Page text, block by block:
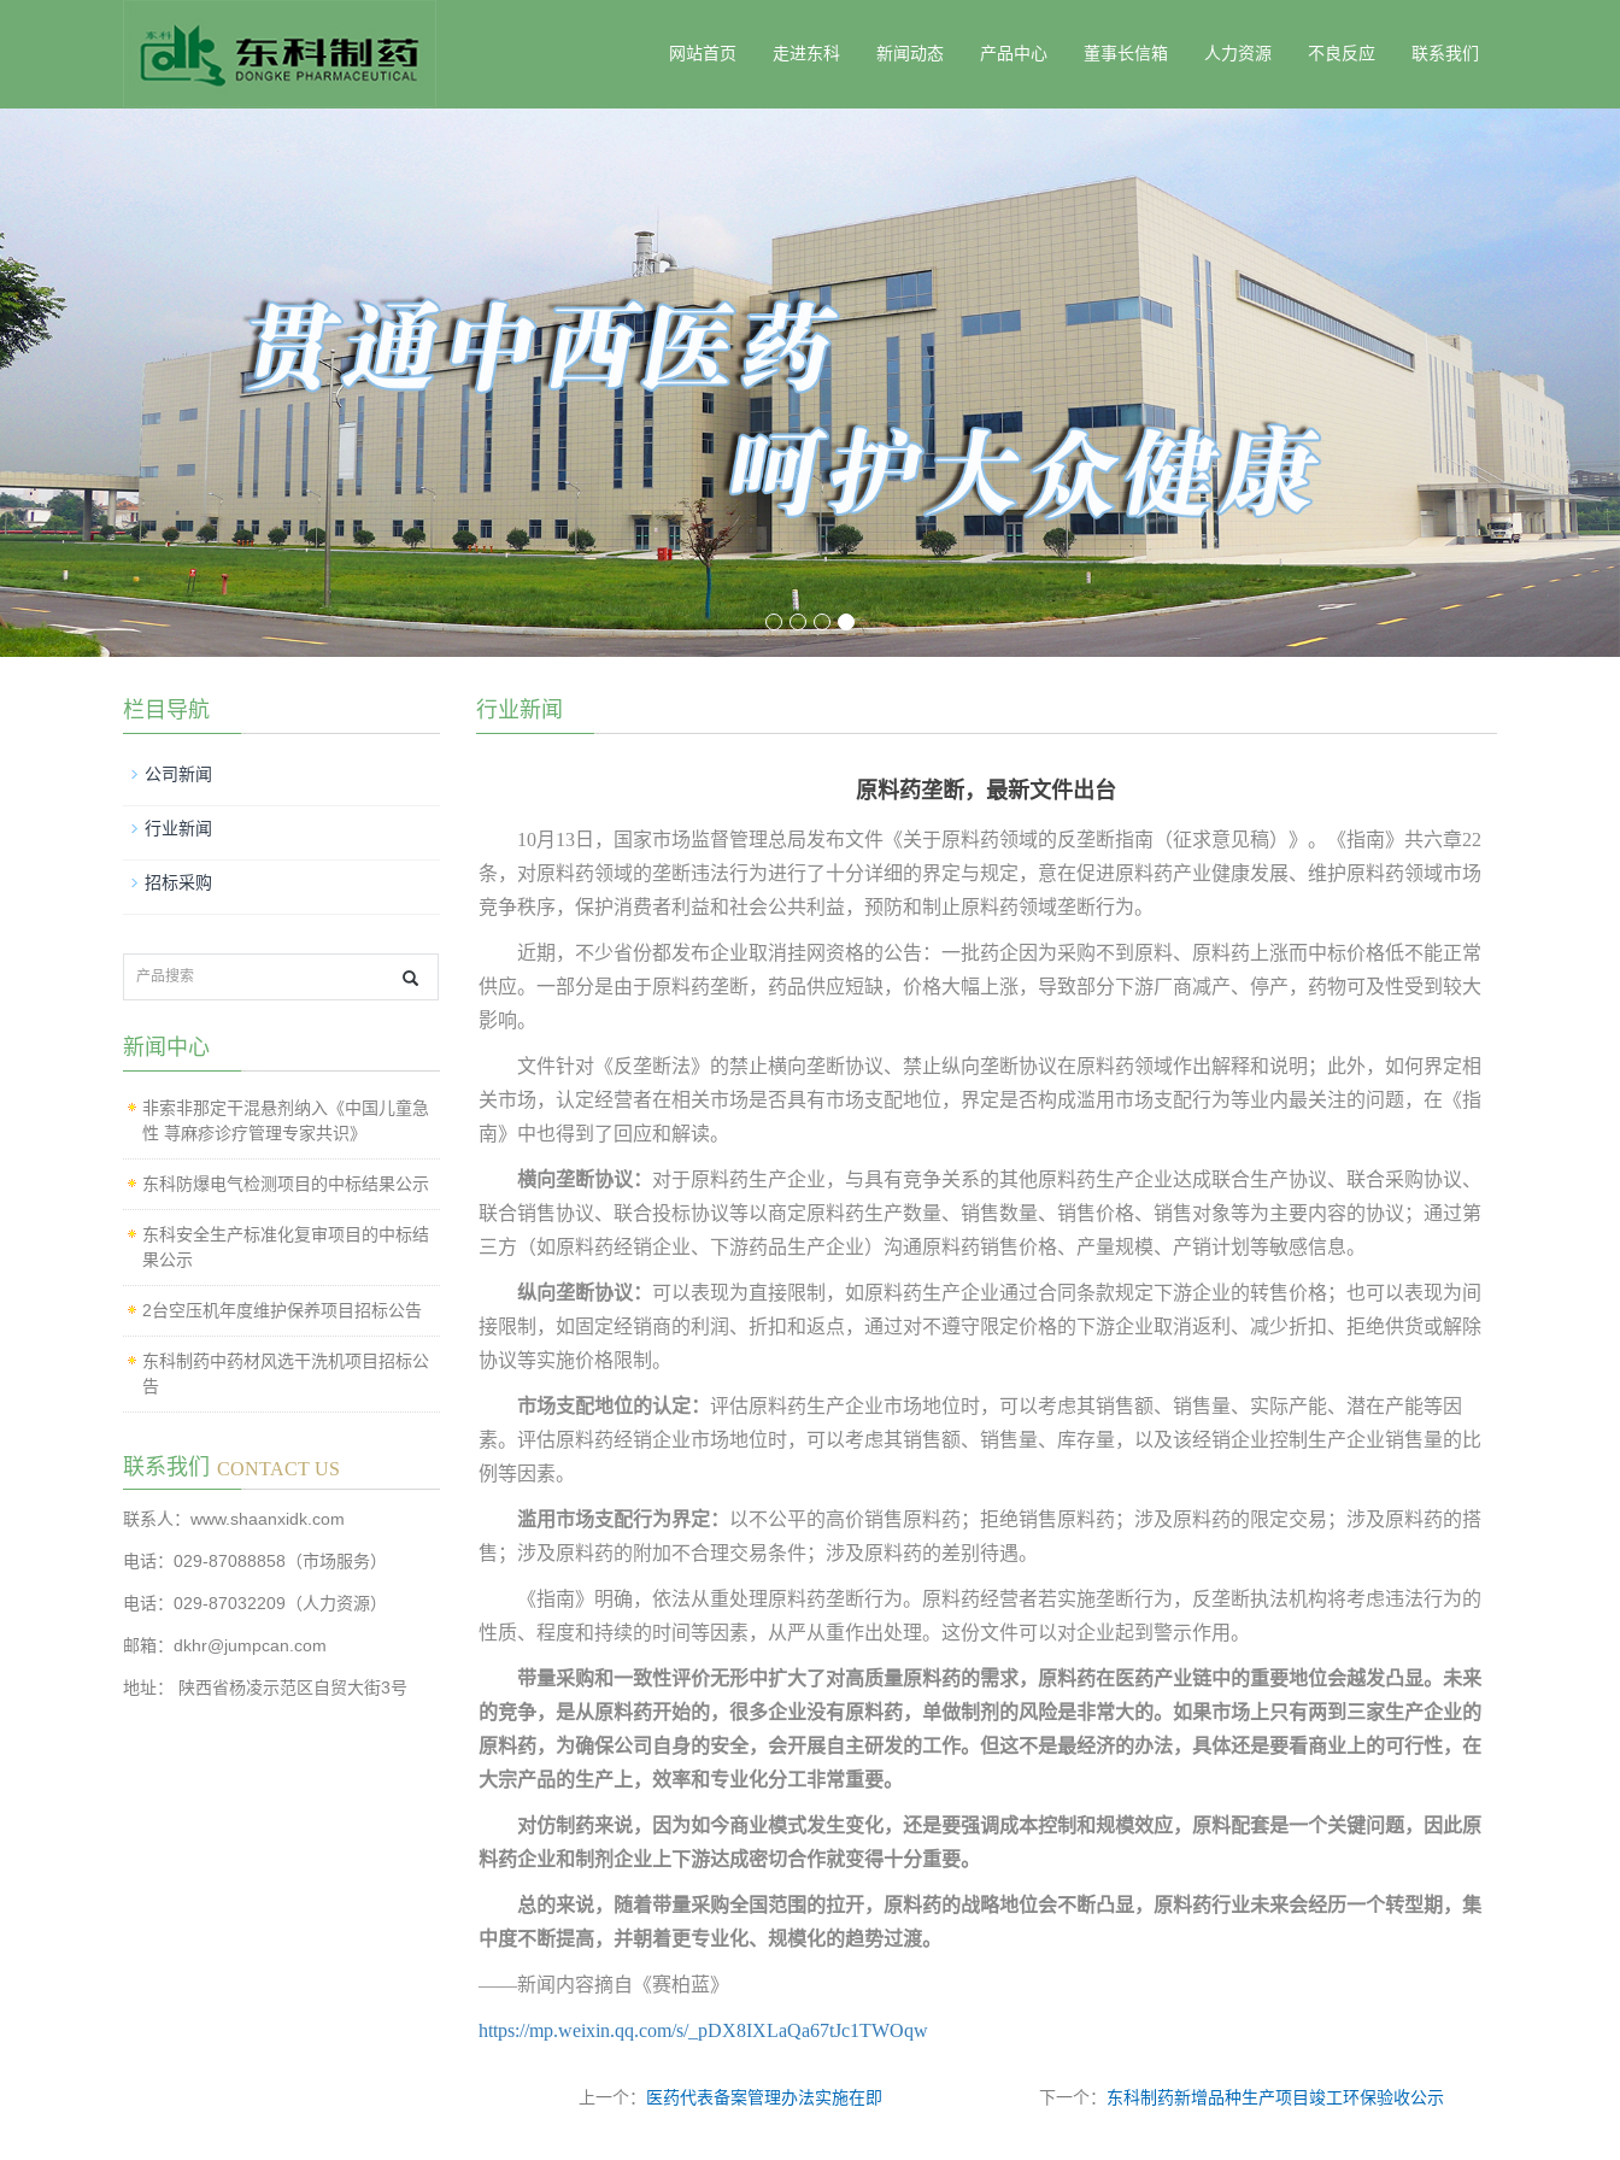
网站首页 走进东科 新闻动态 产品中心 董事长信箱 人力资源 不良反应 联系我们
行业新闻
原料药垄断，最新文件出台
10月 13日，国家市场监督管理总局发布文件《关于原料药领域的反垄断指南（征求意见稿）》。《指南》共六章22
条，对原料药领域的垄断违法行为进行了十分详细的界定与规定，意在促进原料药产业健康发展、维护原料药领域市场
竞争秩序，保护消费者利益和社会公共利益，预防和制止原料药领域垄断行为。
近期，不少省份都发布企业取消挂网资格的公告：一批药企因为采购不到原料、原料药上涨而中标价格低不能正常
供应。一部分是由于原料药垄断，药品供应短缺，价格大幅上涨，导致部分下游厂商减产、停产，药物可及性受到较大
影响。
文件针对《反垄断法》的禁止横向垄断协议、禁止纵向垄断协议在原料药领域作出解释和说明；此外，如何界定相
关市场，认定经营者在相关市场是否具有市场支配地位，界定是否构成滥用市场支配行为等业内最关注的问题，在《指
南》中也得到了回应和解读。
横向垄断协议： 对于原料药生产企业，与具有竞争关系的其他原料药生产企业达成联合生产协议、联合采购协议、
联合销售协议、联合投标协议等以商定原料药生产数量、销售数量、销售价格、销售对象等为主要内容的协议；通过第
三方（如原料药经销企业、下游药品生产企业）沟通原料药销售价格、产量规模、产销计划等敏感信息。
纵向垄断协议： 可以表现为直接限制，如原料药生产企业通过合同条款规定下游企业的转售价格；也可以表现为间
接限制，如固定经销商的利润、折扣和返点，通过对不遵守限定价格的下游企业取消返利、减少折扣、拒绝供货或解除
协议等实施价格限制。
市场支配地位的认定： 评估原料药生产企业市场地位时，可以考虑其销售额、销售量、实际产能、潜在产能等因
素。评估原料药经销企业市场地位时，可以考虑其销售额、销售量、库存量，以及该经销企业控制生产企业销售量的比
例等因素。
滥用市场支配行为界定：
以不公平的高价销售原料药；拒绝销售原料药；涉及原料药的限定交易；涉及原料药的搭
售；涉及原料药的附加不合理交易条件；涉及原料药的差别待遇。
《指南》明确，依法从重处理原料药垄断行为。原料药经营者若实施垄断行为，反垄断执法机构将考虑违法行为的
性质、程度和持续的时间等因素，从严从重作出处理。这份文件可以对企业起到警示作用。
带量采购和一致性评价无形中扩大了对高质量原料药的需求，原料药在医药产业链中的重要地位会越发凸显。未来
的竞争，是从原料药开始的，很多企业没有原料药，单做制剂的风险是非常大的。如果市场上只有两到三家生产企业的
原料药，为确保公司自身的安全，会开展自主研发的工作。但这不是最经济的办法，具体还是要看商业上的可行性，在
大宗产品的生产上，效率和专业化分工非常重要。
对仿制药来说，因为如今商业模式发生变化，还是要强调成本控制和规模效应，原料配套是一个关键问题，因此原
料药企业和制剂企业上下游达成密切合作就变得十分重要。
总的来说，随着带量采购全国范围的拉开，原料药的战略地位会不断凸显，原料药行业未来会经历一个转型期，集
中度不断提高，并朝着更专业化、规模化的趋势过渡。
——新闻内容摘自《赛柏蓝》
https://mp.weixin.qq.com/s/_pDX8IXLaQa67tJc1TWOqw
上一个： 医药代表备案管理办法实施在即 下一个： 东科制药新增品种生产项目竣工环保验收公示
栏目导航
公司新闻
行业新闻
招标采购
新闻中心
非索非那定干混悬剂纳入《中国儿童急
性 荨麻疹诊疗管理专家共识》
东科防爆电气检测项目的中标结果公示
东科安全生产标准化复审项目的中标结
果公示
2台空压机年度维护保养项目招标公告
东科制药中药材风选干洗机项目招标公
告
联系我们 CONTACT US
联系人：www.shaanxidk.com
电话：029-87088858（市场服务）
电话：029-87032209（人力资源）
邮箱：dkhr@jumpcan.com
地址： 陕西省杨凌示范区自贸大街3号